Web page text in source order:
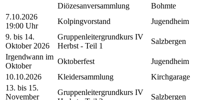
Diözesanversammlung
Bohmte
7.10.2026
19:00 Uhr
Kolpingvorstand Jugendheim
9. bis 14.
Oktober 2026
Gruppenleitergrundkurs IV
Herbst - Teil 1
Salzbergen
Irgendwann im
Oktober
Oktoberfest Jugendheim
10.10.2026
Kleidersammlung Kirchgarage
13. bis 15.
November
Gruppenleitergrundkurs IV
Salzbergen